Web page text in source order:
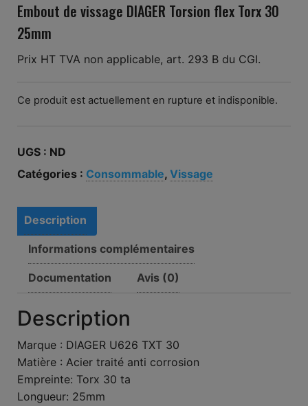
Embout de vissage DIAGER Torsion flex Torx 30
25mm
Prix HT TVA non applicable, art. 293 B du CGI.
Ce produit est actuellement en rupture et indisponible.
UGS : ND
Catégories : Consommable, Vissage
Description
Informations complémentaires
Documentation Avis (0)
Description
Marque : DIAGER U626 TXT 30
Matière : Acier traité anti corrosion
Empreinte: Torx 30 ta
Longueur: 25mm